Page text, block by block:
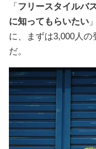
「フリースタイルバ
に知ってもらいたい
に、まずは3,000人
だ。